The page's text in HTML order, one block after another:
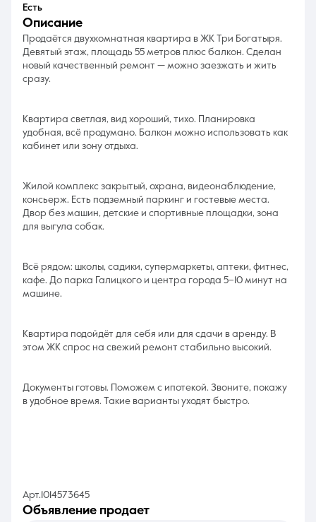
Есть
описание
Продаётся двухкомнатная квартира в ЖК Три Богатыря.
Девятый этаж, площадь 55 метров плюс балкон. Сделан
новый качественный ремонт — можно заезжать и жить
сразу.
Квартира светлая, вид хороший, тихо. Планировка
удобная, всё продумано. Балкон можно использовать как
кабинет или зону отдыха.
Жилой комплекс закрытый, охрана, видеонаблюдение,
консьерж. Есть подземный паркинг и гостевые места.
Двор без машин, детские и спортивные площадки, зона
для выгула собак.
Всё рядом: школы, садики, супермаркеты, аптеки, фитнес,
кафе. До парка Галицкого и центра города 5–10 минут на
машине.
Квартира подойдёт для себя или для сдачи в аренду. В
этом ЖК спрос на свежий ремонт стабильно высокий.
Документы готовы. Поможем с ипотекой. Звоните, покажу
в удобное время. Такие варианты уходят быстро.
Арт.1014573645
объявление продает